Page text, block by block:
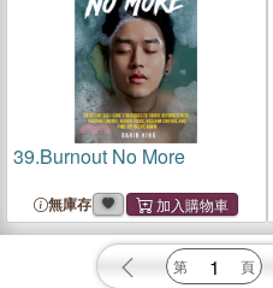
39.Burnout No More
無庫存